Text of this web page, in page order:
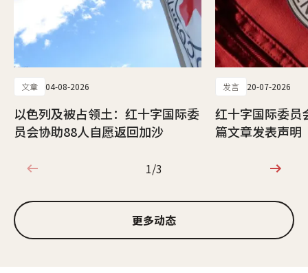
文章 04-08-2026
以色列及被占领土：红十字国际委
员会协助88人自愿返回加沙
发言 20-07-2026
红十字国际委员
篇文章发表声明
1/3
1/3
更多动态